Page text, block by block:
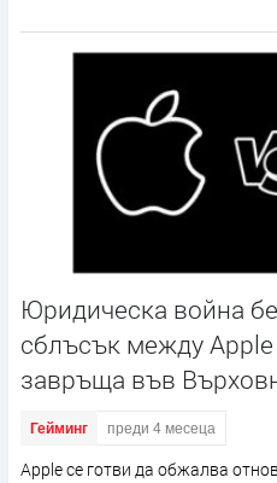
Юридическа война
сблъсък между Apple
завръща във
Гейминг преди 4 месеца
Аррlе ce гoтви дa oбжaлвa